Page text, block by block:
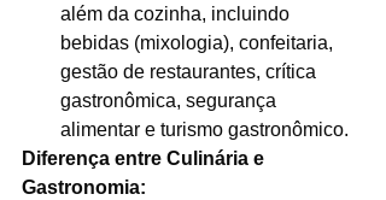
além da cozinha, incluindo
bebidas (mixologia), confeitaria,
gestão de restaurantes, crítica
gastronômica, segurança
alimentar e turismo gastronômico.
Diferença entre Culinária e
Gastronomia: